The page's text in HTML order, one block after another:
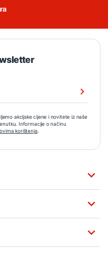
akcijske cijene i novitete iz naše
Informacije o načinu
korištenja.